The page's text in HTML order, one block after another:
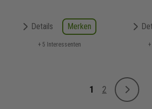
Details Merken
+ 5 Interessenten
Sie lesen gerade
1
Seite
2
Weiter